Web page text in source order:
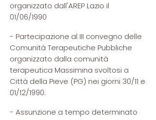
organizzato dall'AREP Lazio il
01/06/1990
- Partecipazione al III convegno delle
Comunità Terapeutiche Pubbliche
organizzato dalla comunità
terapeutica Massimina svoltosi a
Città della Pieve (PG) nei giorni 30/11 e
01/12/1990.
- Assunzione a tempo determinato